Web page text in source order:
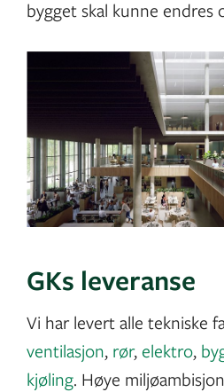
bygget skal kunne endres
GKs leveranse
Vi har levert alle tekniske
ventilasjon, rør,elektro,
kjøling. Høye